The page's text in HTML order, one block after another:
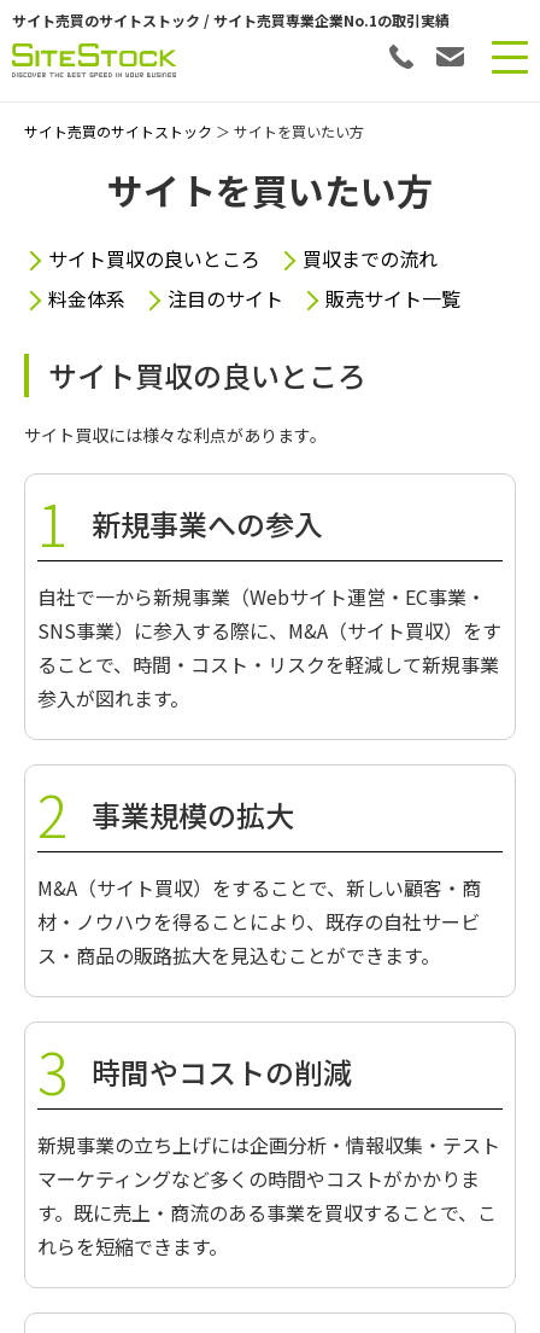
サイト売買のサイトストック / サイト売買専業企業No.1の取引実績
サイト売買のサイトストック ＞ サイトを買いたい方
サイトを買いたい方
サイト買収の良いところ
買収までの流れ
料金体系
注目のサイト 販売サイト一覧
サイト買収の良いところ
サイト買収には様々な利点があります。
新規事業への参入
自社で一から新規事業（Webサイト運営・EC事業・
SNS事業）に参入する際に、M&A（サイト買収）をす
ることで、時間・コスト・リスクを軽減して新規事業
参入が図れます。
事業規模の拡大
M&A（サイト買収）をすることで、新しい顧客・商
材・ノウハウを得ることにより、既存の自社サービ
ス・商品の販路拡大を見込むことができます。
時間やコストの削減
新規事業の立ち上げには企画分析・情報収集・テスト
マーケティングなど多くの時間やコストがかかりま
す。既に売上・商流のある事業を買収することで、こ
れらを短縮できます。